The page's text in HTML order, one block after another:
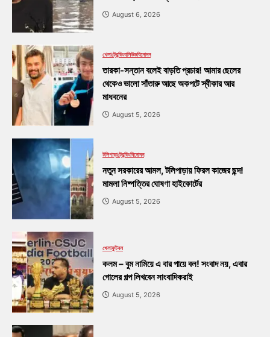
August 6, 2026
খেলাট্রেন্ডিংবলিউডবিনোদন
তারকা-সন্তান বলেই বাড়তি প্রচার! আমার ছেলের
থেকেও ভালো সাঁতারু আছে অকপটে স্বীকার আর
মাধবনের
August 5, 2026
টলিপাড়াট্রেন্ডিংবিনোদন
নতুন সরকারের আমল, টলিপাড়ায় ফিরল কাজের ছন্দ!
মামলা নিষ্পত্তির ঘোষণা হাইকোর্টের
August 5, 2026
খেলাফুটবল
কলম – বুম নামিয়ে এ বার পায়ে বল! সংবাদ নয়, এবার
গোলের গল্প লিখবেন সাংবাদিকরাই
August 5, 2026